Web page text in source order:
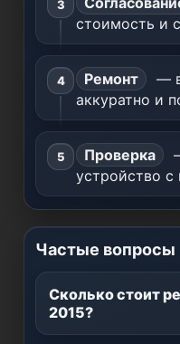
стоимость и
Ремонт
—
аккуратно и
Проверка
устройство с
Частые вопросы
Сколько стоит
2015?